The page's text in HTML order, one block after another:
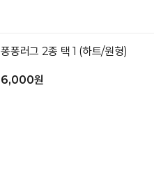
퐁퐁러그 2종 택 1 (하트/원형)
6,000원